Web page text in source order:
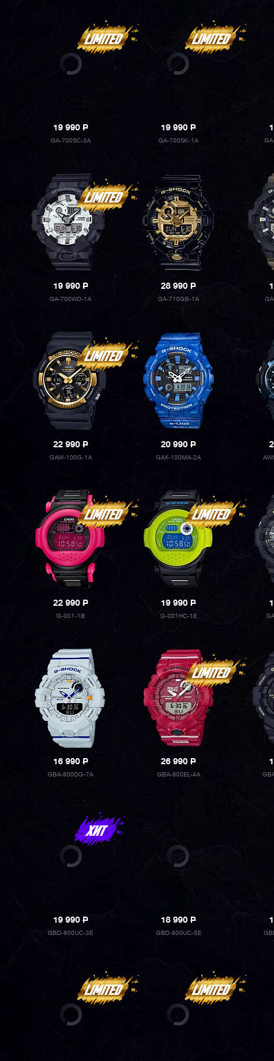
19 990P
GA-700SC-3A
19 990P
GA-700SK-1A
19 990P
GA-700WD-1A
28 990P
GA-710GB-1A
22 990P
GAW-100G-1A
20 990P
GAX-100MA-2A
22 990P
G-001-1B
19 990P
G-001HC-1E
16 990P
GBA-800DG-7A
26 990P
GBA-800EL-4A
19 990P
GBD-800UC-3E
18 990P
GBD-800UC-5E